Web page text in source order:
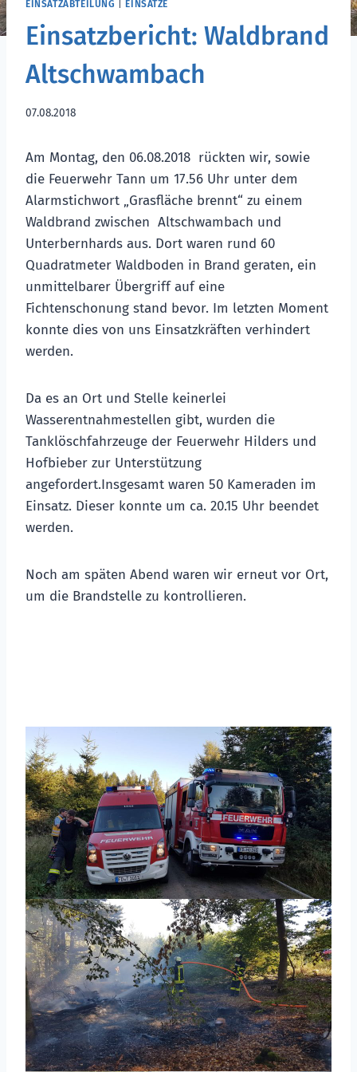
EINSATZABTEILUNG EINSÄTZE
Einsatzbericht: Waldbrand
Altschwambach
07.08.2018
Am Montag, den 06.08.2018 rückten wir, sowie
die Feuerwehr Tann um 17.56 Uhr unter dem
Alarmstichwort „Grasfläche brennt“ zu einem
Waldbrand zwischen Altschwambach und
Unterbernhards aus. Dort waren rund 60
Quadratmeter Waldboden in Brand geraten, ein
unmittelbarer Übergriff auf eine
Fichtenschonung stand bevor. Im letzten Moment
konnte dies von uns Einsatzkräften verhindert
werden.
Da es an Ort und Stelle keinerlei
Wasserentnahmestellen gibt, wurden die
Tanklöschfahrzeuge der Feuerwehr Hilders und
Hofbieber zur Unterstützung
angefordert.Insgesamt waren 50 Kameraden im
Einsatz. Dieser konnte um ca. 20.15 Uhr beendet
werden.
Noch am späten Abend waren wir erneut vor Ort,
um die Brandstelle zu kontrollieren.